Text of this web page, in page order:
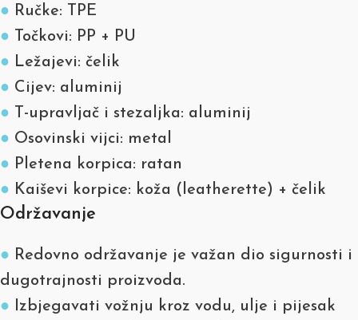
● Ručke: TPE
● Točkovi: PP + PU
● Ležajevi: čelik
● Cijev: aluminij
● T-upravljač i stezaljka: aluminij
● Osovinski vijci: metal
● Pletena korpica: ratan
● Kaiševi korpice: koža (leatherette) + čelik
Održavanje
● Redovno održavanje je važan dio sigurnosti i
dugotrajnosti proizvoda.
● Izbjegavati vožnju kroz vodu, ulje i pijesak